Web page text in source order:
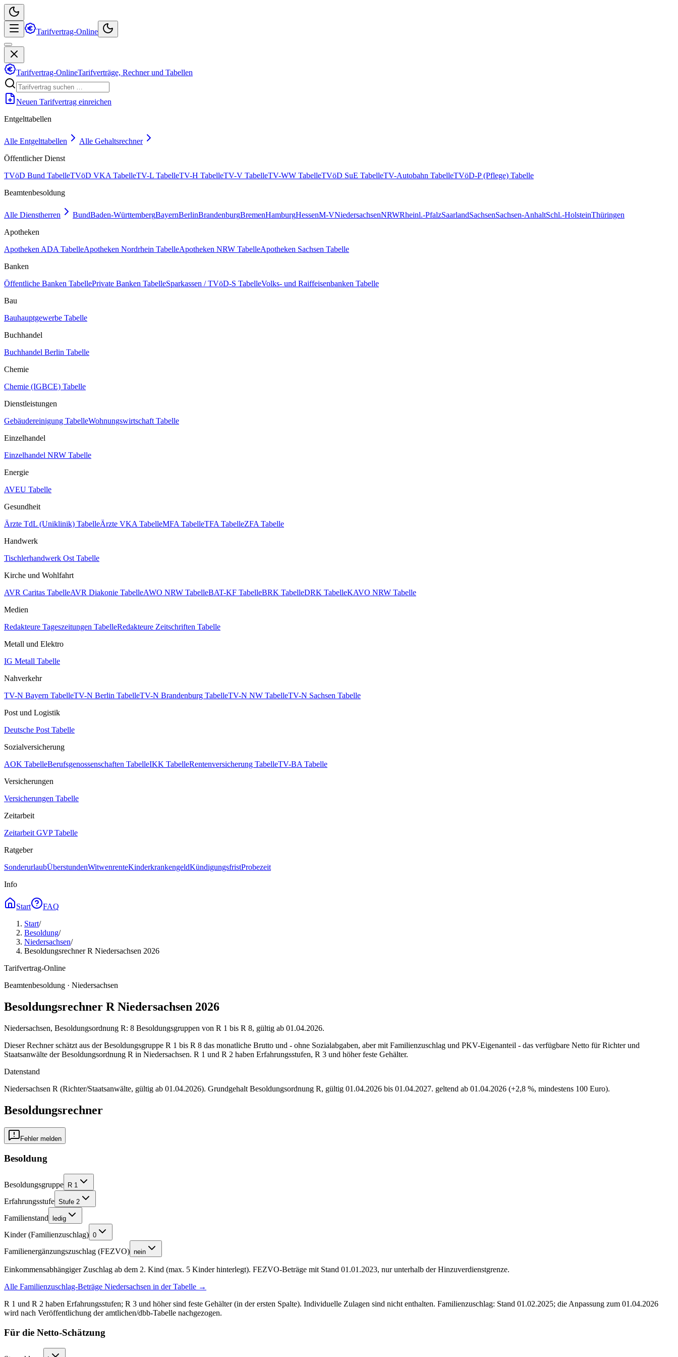
Tarifvertrag-Online
Tarifvertrag-OnlineTarifverträge, Rechner und Tabellen
Neuen Tarifvertrag einreichen
Entgelttabellen
Alle Entgelttabellen
Alle Gehaltsrechner
Öffentlicher Dienst
TVöD Bund TabelleTVöD VKA TabelleTV-L TabelleTV-H TabelleTV-V TabelleTV-WW TabelleTVöD SuE TabelleTV-Autobahn TabelleTVöD-P (Pflege) Tabelle
Beamtenbesoldung
Alle Dienstherren BundBaden-WürttembergBayernBerlinBrandenburgBremenHamburgHessenM-VNiedersachsenNRWRheinl.-PfalzSaarlandSachsenSachsen-AnhaltSchl.-HolsteinThüringen
Apotheken
Apotheken ADA TabelleApotheken Nordrhein TabelleApotheken NRW TabelleApotheken Sachsen Tabelle
Banken
Öffentliche Banken TabellePrivate Banken TabelleSparkassen / TVöD-S TabelleVolks- und Raiffeisenbanken Tabelle
Bau
Bauhauptgewerbe Tabelle
Buchhandel
Buchhandel Berlin Tabelle
Chemie
Chemie (IGBCE) Tabelle
Dienstleistungen
Gebäudereinigung TabelleWohnungswirtschaft Tabelle
Einzelhandel
Einzelhandel NRW Tabelle
Energie
AVEU Tabelle
Gesundheit
Ärzte TdL (Uniklinik) TabelleÄrzte VKA TabelleMFA TabelleTFA TabelleZFA Tabelle
Handwerk
Tischlerhandwerk Ost Tabelle
Kirche und Wohlfahrt
AVR Caritas TabelleAVR Diakonie TabelleAWO NRW TabelleBAT-KF TabelleBRK TabelleDRK TabelleKAVO NRW Tabelle
Medien
Redakteure Tageszeitungen TabelleRedakteure Zeitschriften Tabelle
Metall und Elektro
IG Metall Tabelle
Nahverkehr
TV-N Bayern TabelleTV-N Berlin TabelleTV-N Brandenburg TabelleTV-N NW TabelleTV-N Sachsen Tabelle
Post und Logistik
Deutsche Post Tabelle
Sozialversicherung
AOK TabelleBerufsgenossenschaften TabelleIKK TabelleRentenversicherung TabelleTV-BA Tabelle
Versicherungen
Versicherungen Tabelle
Zeitarbeit
Zeitarbeit GVP Tabelle
Ratgeber
SonderurlaubÜberstundenWitwenrenteKinderkrankengeldKündigungsfristProbezeit
Info
Start
FAQ
Start/
Besoldung/
Niedersachsen/
Besoldungsrechner R Niedersachsen 2026
Tarifvertrag-Online
Beamtenbesoldung · Niedersachsen
Besoldungsrechner R Niedersachsen 2026
Niedersachsen, Besoldungsordnung R: 8 Besoldungsgruppen von R 1 bis R 8, gültig ab 01.04.2026.
Dieser Rechner schätzt aus der Besoldungsgruppe R 1 bis R 8 das monatliche Brutto und - ohne Sozialabgaben, aber mit Familienzuschlag und PKV-Eigenanteil - das verfügbare Netto für Richter und
Staatsanwälte der Besoldungsordnung R in Niedersachsen. R 1 und R 2 haben Erfahrungsstufen, R 3 und höher feste Gehälter.
Datenstand
Niedersachsen R (Richter/Staatsanwälte, gültig ab 01.04.2026). Grundgehalt Besoldungsordnung R, gültig 01.04.2026 bis 01.04.2027. geltend ab 01.04.2026 (+2,8 %, mindestens 100 Euro).
Besoldungsrechner
Fehler melden
Besoldung
Besoldungsgruppe R 1
Erfahrungsstufe Stufe 2
Familienstand ledig
Kinder (Familienzuschlag) 0
Familienergänzungszuschlag (FEZVO) nein
Einkommensabhängiger Zuschlag ab dem 2. Kind (max. 5 Kinder hinterlegt). FEZVO-Beträge mit Stand 01.01.2023, nur unterhalb der Hinzuverdienstgrenze.
Alle Familienzuschlag-Beträge Niedersachsen in der Tabelle →
R 1 und R 2 haben Erfahrungsstufen; R 3 und höher sind feste Gehälter (in der ersten Spalte). Individuelle Zulagen sind nicht enthalten. Familienzuschlag: Stand 01.02.2025; die Anpassung zum 01.04.2026
wird nach Veröffentlichung der amtlichen/dbb-Tabelle nachgezogen.
Für die Netto-Schätzung